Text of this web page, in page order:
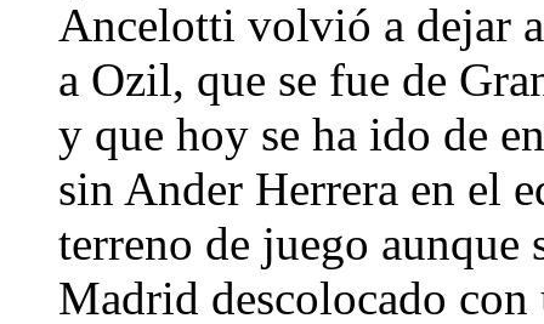
Ancelotti volvió a dejar
a Ozil, que se fue de
y que hoy se ha ido de
sin Ander Herrera en el
terreno de juego aunque
Madrid descolocado